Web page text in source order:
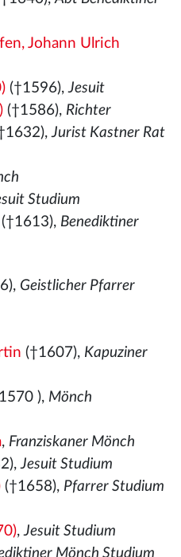
Johann Ulrich
(†1596),Jesuit
(†1586), Richter
Jurist Kastner Rat
Studium
Benediktiner
Geistlicher Pfarrer
(†1607), Kapuziner
), Mönch
, Franziskaner Mönch
Jesuit Studium
(†1658), Pfarrer Studium
,Jesuit Studium
Mönch Studium